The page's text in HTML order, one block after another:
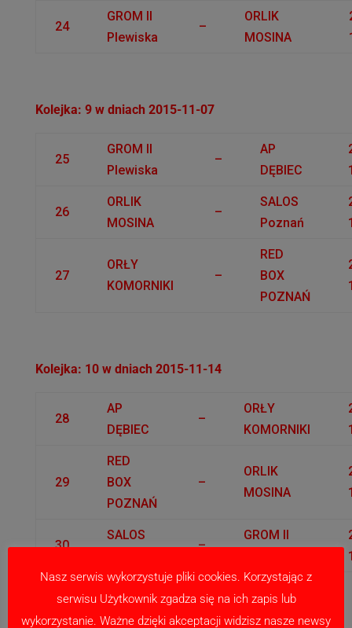
24
GROM II
Plewiska
–
ORLIK
MOSINA
Kolejka: 9 w dniach 2015-11-07
25
GROM II
Plewiska
–
AP
DĘBIEC
26
ORLIK
MOSINA
–
SALOS
Poznań
27
ORŁY
KOMORNIKI
–
RED
BOX
POZNAŃ
Kolejka: 10 w dniach 2015-11-14
28
AP
DĘBIEC
–
ORŁY
KOMORNIKI
29
RED
BOX
POZNAŃ
–
ORLIK
MOSINA
30
SALOS
–
GROM II
Natomiast do debiutu w lidze przygotowują się
zespól trenera Łukasza Marka z rocznika 2006!
Nasz serwis wykorzystuje pliki cookies. Korzystając z
serwisu Użytkownik zgadza się na ich zapis lub
wykorzystanie. Ważne dzięki akceptacji widzisz nasze newsy